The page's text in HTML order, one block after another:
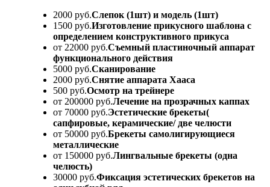
2000 руб.Слепок (1шт) и модель (1шт)
1500 руб.Изготовление прикусного шаблона с
определением конструктивного прикуса
от 22000 руб.Съемный пластиночный аппарат
функционального действия
5000 руб.Сканирование
2000 руб.Снятие аппарата Хааса
500 руб.Осмотр на трейнере
от 200000 руб.Лечение на прозрачных каппах
от 70000 руб.Эстетические брекеты(
сапфировые, керамические/ две челюсти
от 50000 руб.Брекеты самолигирующиеся
металлические
от 150000 руб.Лингвальные брекеты (одна
челюсть)
30000 руб.Фиксация эстетических брекетов на